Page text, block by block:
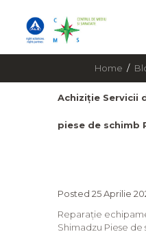
Home
Achiziție Servicii
piese de schimb
25 Aprilie
Reparație
Shimadzu Piese